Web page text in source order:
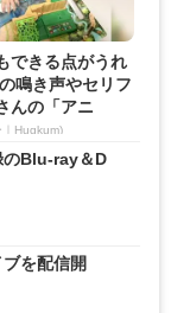
できる点がうれ
鳴き声やセリフ
んの「アニ
｜Hugkum)
のBlu-ray＆D
を配信開